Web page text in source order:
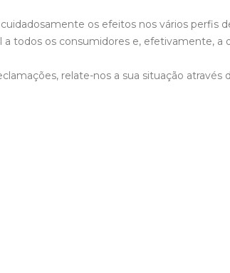
os efeitos nos vários perfis
todos os consumidores e, efetivamente, a
relate-nos a sua situação através